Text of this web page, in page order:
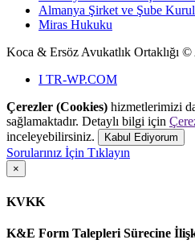
Almanya Şirket ve Şube
Miras Hukuku
Koca & Ersöz Avukatlık Ortaklığı ©
I TR-WP.COM
Çerezler (Cookies) hizmetlerimizi
sağlamaktadır. Detaylı bilgi için
inceleyebilirsiniz.
Kabul Ediyorum
Sorularınız İçin Tıklayın
×
KVKK
K&E Form Talepleri Sürecine